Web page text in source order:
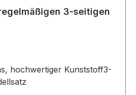
3-seitigen
hochwertiger Kunststoff3-